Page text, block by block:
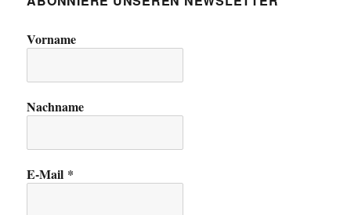
Vorname
Nachname
E-Mail *